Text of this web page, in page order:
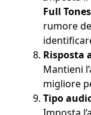
Full Tones
rumore
Risposta
Mantieni
migliore
Tipo